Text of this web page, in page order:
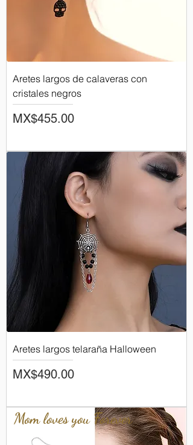
Aretes largos de calaveras con
cristales negros
Price
MX$455.00
Aretes largos telaraña Halloween
Price
MX$490.00
Mom loves you Forever